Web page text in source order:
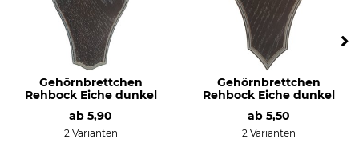
Gehörnbrettchen
Rehbock Eiche dunkel
ab 5,90
2 Varianten
Gehörnbrettchen
Rehbock Eiche dunkel
ab 5,50
2 Varianten